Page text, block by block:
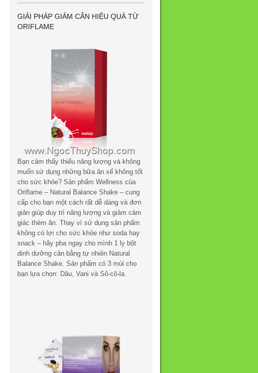
GIẢI PHÁP GIẢM CÂN HIỆU QUẢ TỪ
ORIFLAME
Bạn cảm thấy thiếu năng lượng và không
muốn sử dụng những bữa ăn xế không tốt
cho sức khỏe? Sản phẩm Wellness của
Oriflame – Natural Balance Shake – cung
cấp cho bạn một cách rất dễ dàng và đơn
giản giúp duy trì năng lượng và giảm cảm
giác thèm ăn. Thay vì sử dụng sản phẩm
không có lợi cho sức khỏe như soda hay
snack – hãy pha ngay cho mình 1 ly bột
dinh dưỡng cân bằng tự nhiên Natural
Balance Shake. Sản phẩm có 3 mùi cho
bạn lựa chọn: Dâu, Vani và Sô-cô-la.